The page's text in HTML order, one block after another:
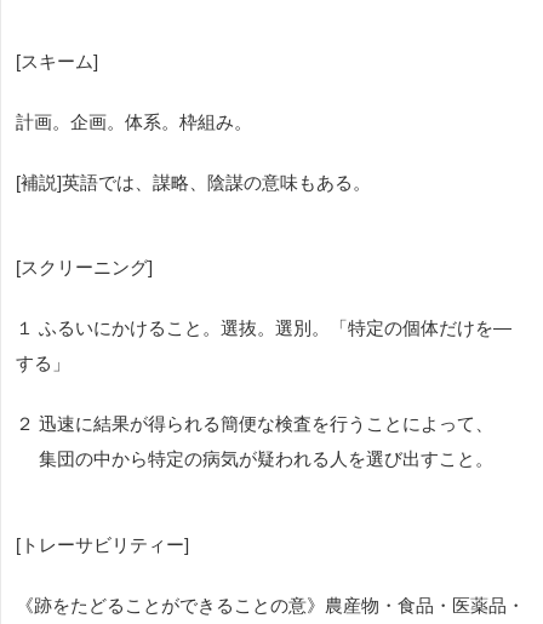
[スキーム]
計画。企画。体系。枠組み。
[補説]英語では、謀略、陰謀の意味もある。
[スクリーニング]
１ ふるいにかけること。選抜。選別。「特定の個体だけを―
する」
２ 迅速に結果が得られる簡便な検査を行うことによって、
集団の中から特定の病気が疑われる人を選び出すこと。
[トレーサビリティー]
《跡をたどることができることの意》農産物・食品・医薬品・